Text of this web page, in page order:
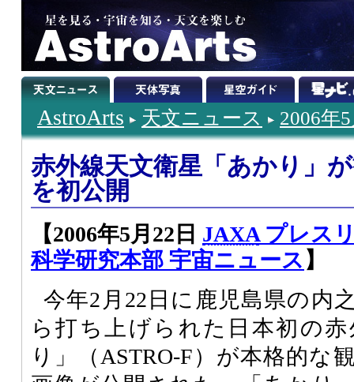
AstroArts 天文ニュース 2006年
赤外線天文衛星「あかり」
を初公開
【2006年5月22日 JAXAプレス
科学研究本部 宇宙ニュース 】
今年2月22日に鹿児島県の内
ら打ち上げられた日本初の
り」（ASTRO-F）が本格的な